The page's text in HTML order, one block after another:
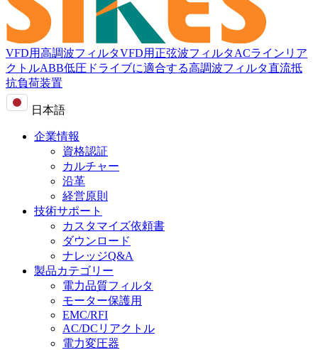
VFD用高調波フィルタVFD用正弦波フィルタACラインリア
クトルABB低圧ドライブに適合する高調波フィルタ直流抵
抗負荷装置
日本語
企業情報
資格認証
カルチャー
沿革
経営原則
技術サポート
カスタマイズ依頼書
ダウンロード
ナレッジQ&A
製品カテゴリー
電力品質フィルタ
モーター保護用
EMC/RFI
AC/DCリアクトル
電力変圧器